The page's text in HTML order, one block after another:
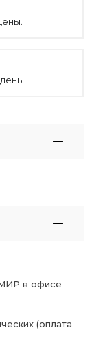
МИР в офисе
(оплата